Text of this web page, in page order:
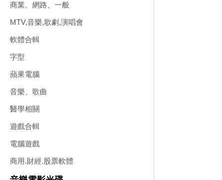
商業、網路、一般
MTV,音樂,歌劇,演唱會
軟體合輯
字型
蘋果電腦
音樂、歌曲
醫學相關
遊戲合輯
電腦遊戲
商用.財經.股票軟體